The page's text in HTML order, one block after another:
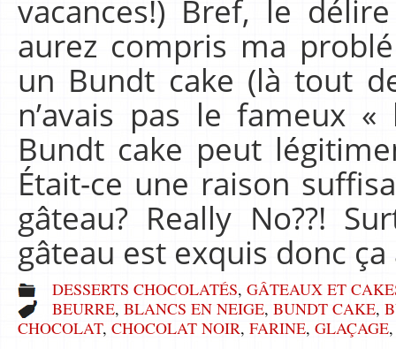
vacances!) Bref, le
aurez compris ma
un Bundt cake (là tout
n’avais pas le fameux
Bundt cake peut
Était-ce une raison
gâteau? Really No??!
gâteau est exquis donc
DESSERTS CHOCOLATÉS, GÂTEAUX ET
BEURRE, BLANCS EN NEIGE, BUNDT CAKE,
CHOCOLAT, CHOCOLAT NOIR, FARINE, GLAÇAGE